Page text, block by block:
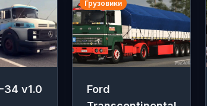
34 v1.0
Грузовики
Ford